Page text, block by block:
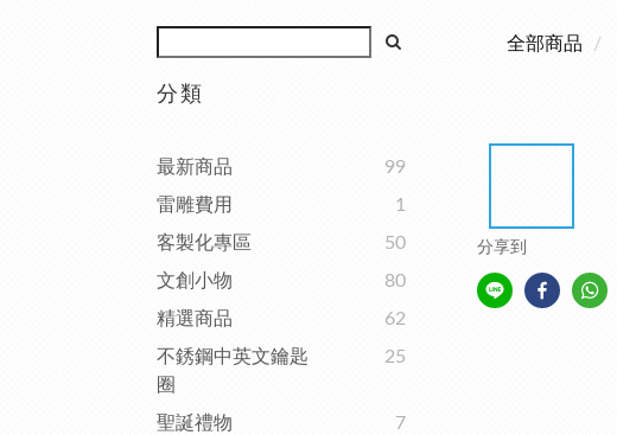
分類
最新商品
99
雷雕費用
1
客製化專區
50
文創小物
80
精選商品
62
不銹鋼中英文鑰匙
圈
25
聖誕禮物
7
全部商品
分享到